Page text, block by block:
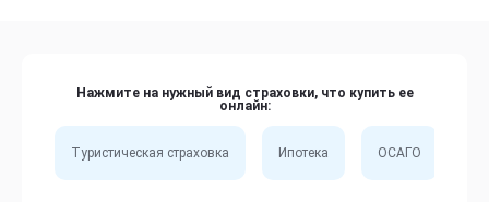
Нажмите на нужный вид страховки, что купить ее
онлайн:
Туристическая страховка Ипотека ОСАГО